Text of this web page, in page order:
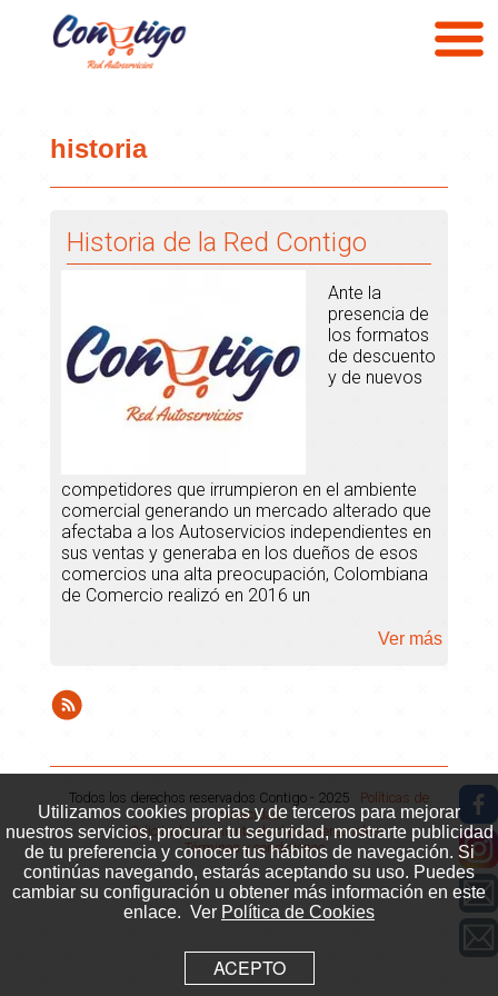
contenido
historia
Historia de la Red Contigo
Ante la
presencia de
los formatos
de descuento
y de nuevos
competidores que irrumpieron en el ambiente
comercial generando un mercado alterado que
afectaba a los Autoservicios independientes en
sus ventas y generaba en los dueños de esos
comercios una alta preocupación, Colombiana
de Comercio realizó en 2016 un
Ver más
Todos los derechos reservados Contigo - 2025
Políticas de
privacidad
Solicitud tratamiento de datos personales
Términos y condiciones
Utilizamos cookies propias y de terceros para mejorar
nuestros servicios, procurar tu seguridad, mostrarte publicidad
de tu preferencia y conocer tus hábitos de navegación. Si
continúas navegando, estarás aceptando su uso. Puedes
cambiar su configuración u obtener más información en este
enlace. Ver Política de Cookies
ACEPTO